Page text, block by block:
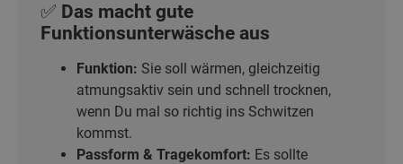
✅ Das macht gute
Funktionsunterwäsche aus
Funktion: Sie soll wärmen, gleichzeitig
atmungsaktiv sein und schnell trocknen,
wenn Du mal so richtig ins Schwitzen
kommst.
Passform & Tragekomfort: Es sollte